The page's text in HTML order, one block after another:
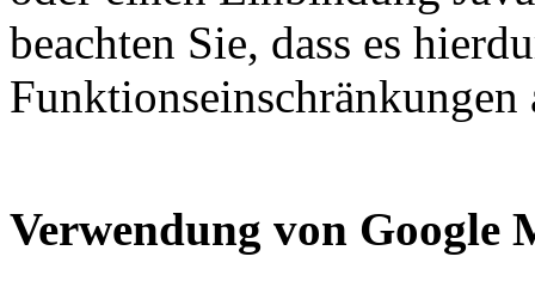
beachten Sie, dass es
Verwendung von Google